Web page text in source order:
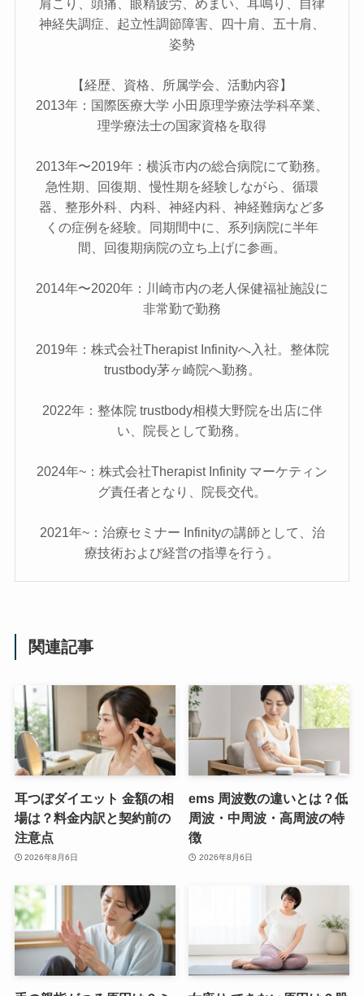
神経失調症、起立性調節障害、四十肩、五十肩、
姿勢
【経歴、資格、所属学会、活動内容】
2013年：国際医療大学 小田原理学療法学科卒業、
理学療法士の国家資格を取得
2013年〜2019年：横浜市内の総合病院にて勤務。
急性期、回復期、慢性期を経験しながら、循環
器、整形外科、内科、神経内科、神経難病など多
くの症例を経験。同期間中に、系列病院に半年
間、回復期病院の立ち上げに参画。
2014年〜2020年：川崎市内の老人保健福祉施設に
非常勤で勤務
2019年：株式会社Therapist Infinityへ入社。整体院
trustbody茅ヶ崎院へ勤務。
2022年：整体院 trustbody相模大野院を出店に伴
い、院長として勤務。
2024年~：株式会社Therapist Infinity マーケティン
グ責任者となり、院長交代。
2021年~：治療セミナー Infinityの講師として、治
療技術および経営の指導を行う。
関連記事
耳つぼダイエット 金額の相
場は？料金内訳と契約前の
注意点
2026年8月6日
ems 周波数の違いとは？低
周波・中周波・高周波の特
徴
2026年8月6日